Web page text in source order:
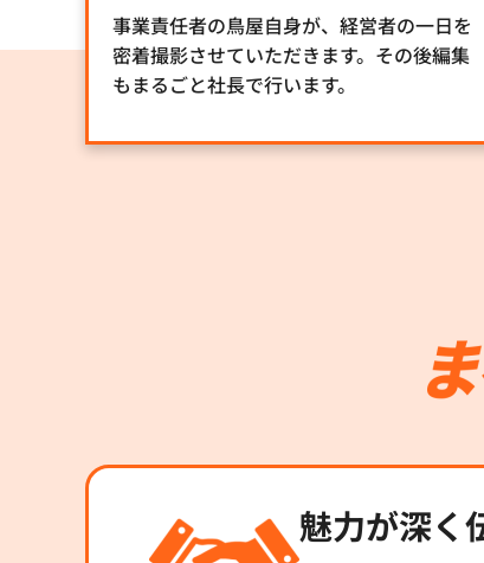
事業責任者の鳥屋自身が、経営者の一日を
密着撮影させていただきます。その後編集
もまるごと社長で行います。
魅力が深く